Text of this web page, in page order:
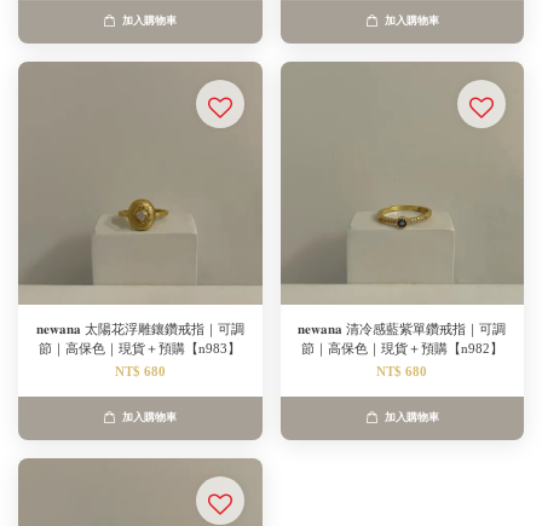
加入購物車 加入購物車
𝐧𝐞𝐰𝐚𝐧𝐚 太陽花浮雕鑲鑽戒指｜可調
節｜高保色｜現貨＋預購【n983】
NT$ 680
加入購物車
𝐧𝐞𝐰𝐚𝐧𝐚 清冷感藍紫單鑽戒指｜可調
節｜高保色｜現貨＋預購【n982】
NT$ 680
加入購物車